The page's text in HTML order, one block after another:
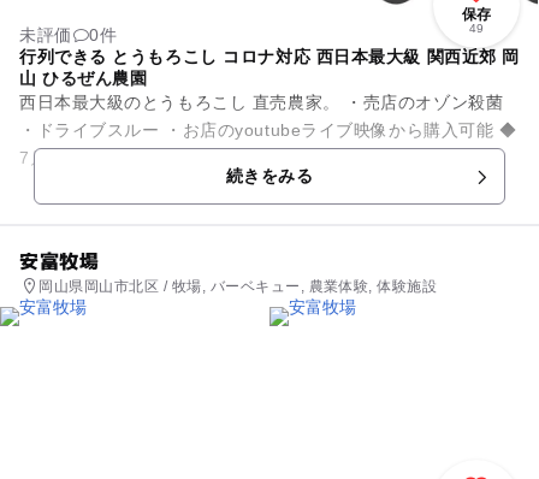
保存
49
未評価
0件
行列できる とうもろこし コロナ対応 西日本最大級 関西近郊 岡
山 ひるぜん農園
西日本最大級のとうもろこし 直売農家。 ・売店のオゾン殺菌
・ドライブスルー ・お店のyoutubeライブ映像から購入可能 ◆
7月初旬～10月初旬までとうもろこしがあります。 ...
続きをみる
安富牧場
岡山県岡山市北区 / 牧場, バーベキュー, 農業体験, 体験施設